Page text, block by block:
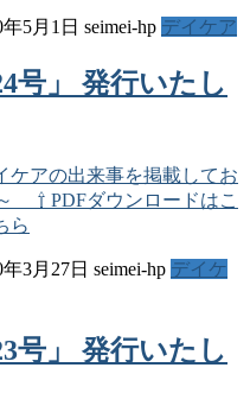
年5月1日 seimei-hp デイケア
ケアの出来事を掲載してお
⇧ PDFダウンロードはこ
ら
年3月27日 seimei-hp デイケ